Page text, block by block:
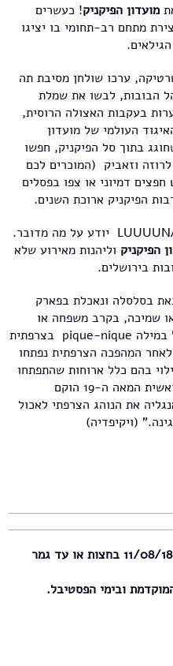
מועדון הפיקניק! כעשרים
מתחם רב-תחומי בו יציגו
ערכו שולחן מסיבת תה
הבובות, לבשו את שמלת
בעקבות האצולה הרוסית,
העולמי של מועדון
בתוך סל הפיקניק, חפשו
וזאביק (המוכרים לכם
דמיוני או צפו בפסלים
הפיקניק ארוכת השנים.
מי שהיה ב-ZOOO או ב-LUUUUNA PARK יודע על מה מדובר.
הפיקניק וליהנות מאירוע שלא
בירושלים.
בסלסלה ונאכלת בפארק
שמיכה, בקרב משפחה או
חברים. מקורה של המילה "פיקניק" במילה pique-nique בצרפתית
המהפכה הצרפתית נפתחו
בהם כלל ארוחות שהתפתחו
מסורת הפיקניק המוכרת בימינו. בראשית המאה ה-19 הוקם
את הנוהג הצרפתי לאכול
(ויקיפדיה)
25 ₪ - מחיר במכירה מוקדמת עד 11/08/18 בחצות או עד גמר